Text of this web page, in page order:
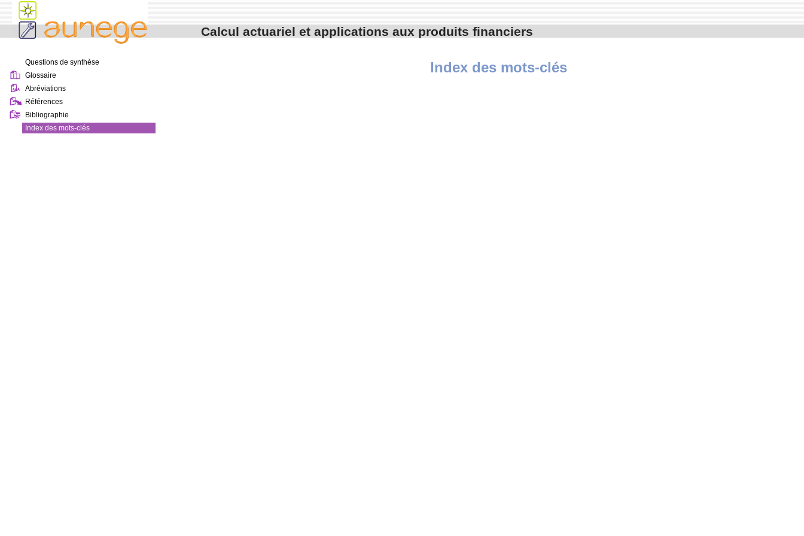
contenu
menu
navigation
outils
Calcul actuariel et applications aux produits financiers
Questions de synthèse
Glossaire
Abréviations
Références
Bibliographie
Index des mots-clés
Index des mots-clés